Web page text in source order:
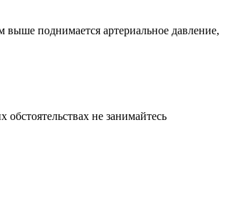
выше поднимается артериальное давление,
не занимайтесь